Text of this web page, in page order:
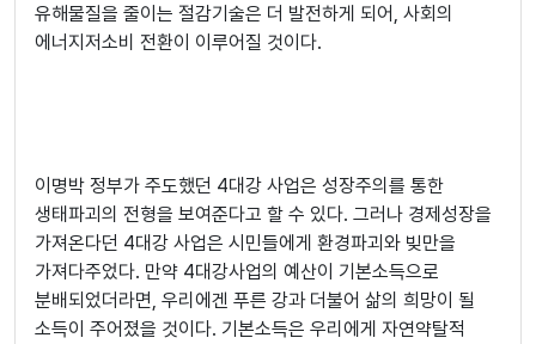
유해물질을 줄이는 절감기술은 더 발전하게 되어, 사회의
에너지저소비 전환이 이루어질 것이다.
이명박 정부가 주도했던 4대강 사업은 성장주의를 통한
생태파괴의 전형을 보여준다고 할 수 있다. 그러나 경제성장을
가져온다던 4대강 사업은 시민들에게 환경파괴와 빚만을
가져다주었다. 만약 4대강사업의 예산이 기본소득으로
분배되었더라면, 우리에겐 푸른 강과 더불어 삶의 희망이 될
소득이 주어졌을 것이다. 기본소득은 우리에게 자연약탈적